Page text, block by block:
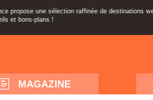
propose une sélection raffinée de destinations
et bons-plans !
MAGAZINE